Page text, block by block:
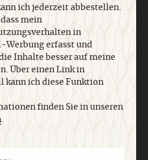
Jetzt anmelden
ich jederzeit abbestellen.
mein
in
Werbung erfasst und
Inhalte besser auf meine
Über einen Link in
kann ich diese Funktion
finden Sie in unseren
.